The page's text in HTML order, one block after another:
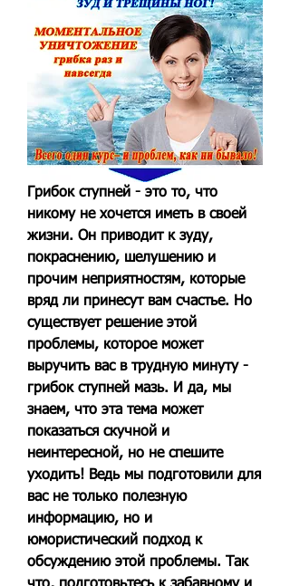
Грибок ступней - это то, что
никому не хочется иметь в своей
жизни. Он приводит к зуду,
покраснению, шелушению и
прочим неприятностям, которые
вряд ли принесут вам счастье. Но
существует решение этой
проблемы, которое может
выручить вас в трудную минуту -
грибок ступней мазь. И да, мы
знаем, что эта тема может
показаться скучной и
неинтересной, но не спешите
уходить! Ведь мы подготовили для
вас не только полезную
информацию, но и
юмористический подход к
обсуждению этой проблемы. Так